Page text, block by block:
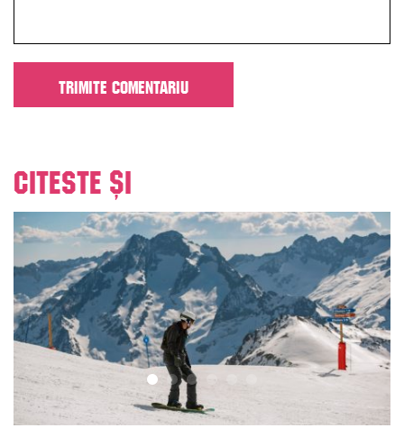
Citeste și